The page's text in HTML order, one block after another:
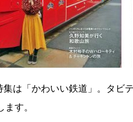
は「かわいい鉄道」。タビ
す。